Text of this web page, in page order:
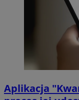
Aplikacja